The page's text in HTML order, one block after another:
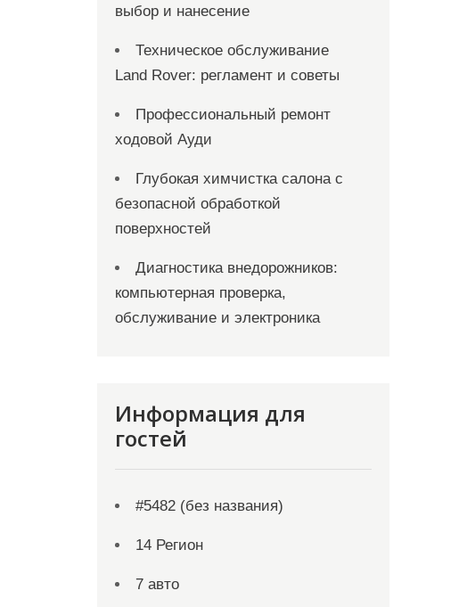
выбор и нанесение
Техническое обслуживание
Land Rover: регламент и советы
Профессиональный ремонт
ходовой Ауди
Глубокая химчистка салона с
безопасной обработкой
поверхностей
Диагностика внедорожников:
компьютерная проверка,
обслуживание и электроника
Информация для
гостей
#5482 (без названия)
14 Регион
7 авто